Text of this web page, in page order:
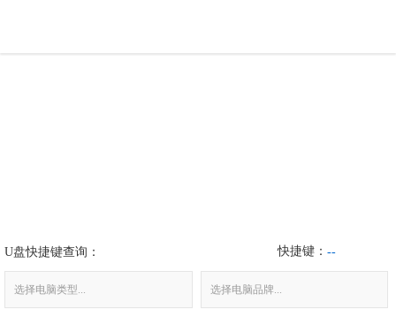
电脑问题
U盘快捷键查询：
选择电脑类型... 选择电脑品牌...
快捷键： --